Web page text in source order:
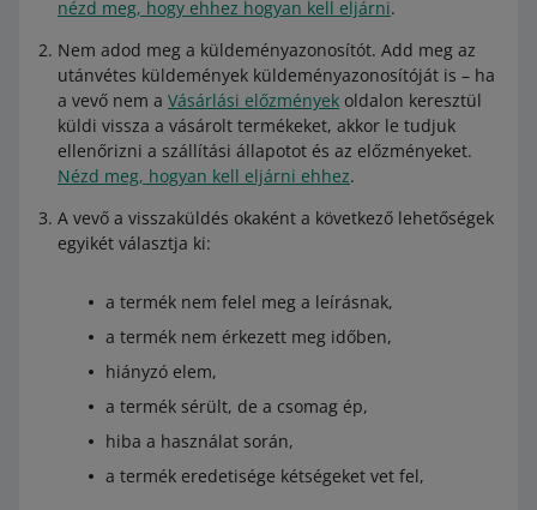
nézd meg, hogy ehhez hogyan kell eljárni.
Nem adod meg a küldeményazonosítót. Add meg az
utánvétes küldemények küldeményazonosítóját is – ha
a vevő nem a Vásárlási előzmények oldalon keresztül
küldi vissza a vásárolt termékeket, akkor le tudjuk
ellenőrizni a szállítási állapotot és az előzményeket.
Nézd meg, hogyan kell eljárni ehhez.
A vevő a visszaküldés okaként a következő lehetőségek
egyikét választja ki:
a termék nem felel meg a leírásnak,
a termék nem érkezett meg időben,
hiányzó elem,
a termék sérült, de a csomag ép,
hiba a használat során,
a termék eredetisége kétségeket vet fel,